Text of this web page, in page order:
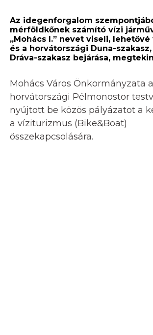
Az idegenforgalom
mérföldkőnek számító vízi
„Mohács I.” nevet viseli, lehetővé
és a horvátországi Duna-
Dráva-szakasz bejárása,
Mohács Város Önkormányzata a
horvátországi Pélmonostor
nyújtott be közös pályázatot a
a víziturizmus (Bike&Boat)
összekapcsolására.